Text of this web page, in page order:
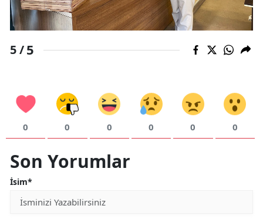
5 /5
0 0 0 0 0 0
Son Yorumlar
İsim*